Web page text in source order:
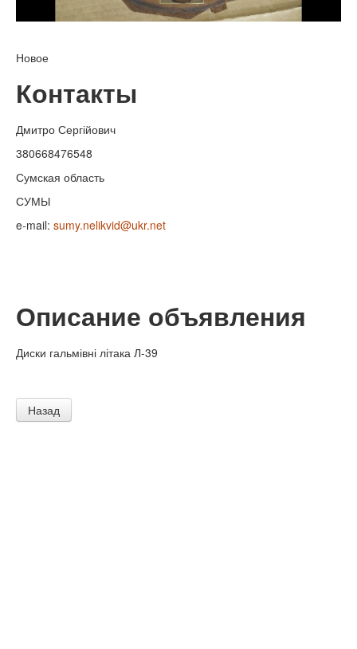
Новое
Контакты
Дмитро Сергійович
380668476548
Сумская область
СУМЫ
e-mail: sumy.nelikvid@ukr.net
Описание объявления
Диски гальмівні літака Л-39
Назад